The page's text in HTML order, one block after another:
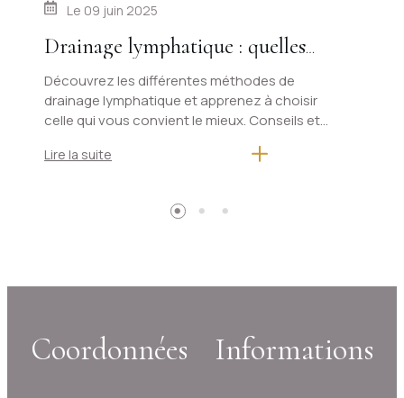
Le 09 juin 2025
Drainage lymphatique : quelles
sont les différentes méthodes et
laquelle choisir ?
Découvrez les différentes méthodes de
drainage lymphatique et apprenez à choisir
celle qui vous convient le mieux. Conseils et
Lire la suite
Coordonnées Informations